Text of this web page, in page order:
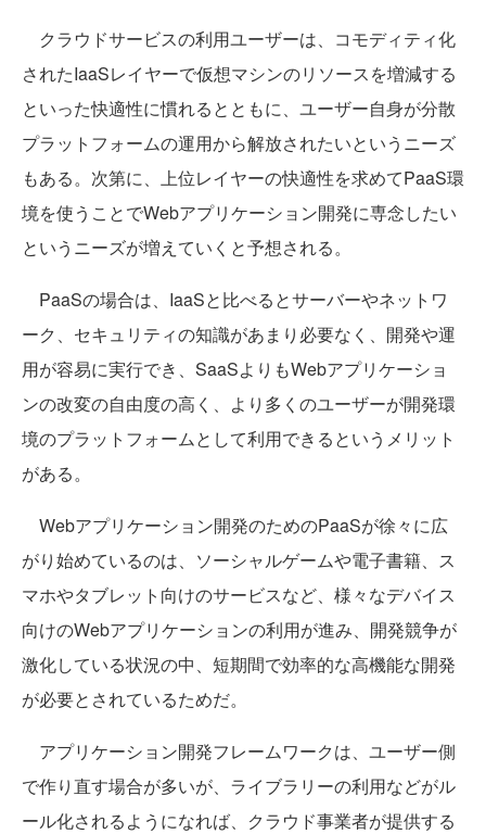
クラウドサービスの利用ユーザーは、コモディティ化
されたIaaSレイヤーで仮想マシンのリソースを増減する
といった快適性に慣れるとともに、ユーザー自身が分散
プラットフォームの運用から解放されたいというニーズ
もある。次第に、上位レイヤーの快適性を求めてPaaS環
境を使うことでWebアプリケーション開発に専念したい
というニーズが増えていくと予想される。
PaaSの場合は、IaaSと比べるとサーバーやネットワ
ーク、セキュリティの知識があまり必要なく、開発や運
用が容易に実行でき、SaaSよりもWebアプリケーショ
ンの改変の自由度の高く、より多くのユーザーが開発環
境のプラットフォームとして利用できるというメリット
がある。
Webアプリケーション開発のためのPaaSが徐々に広
がり始めているのは、ソーシャルゲームや電子書籍、ス
マホやタブレット向けのサービスなど、様々なデバイス
向けのWebアプリケーションの利用が進み、開発競争が
激化している状況の中、短期間で効率的な高機能な開発
が必要とされているためだ。
アプリケーション開発フレームワークは、ユーザー側
で作り直す場合が多いが、ライブラリーの利用などがル
ール化されるようになれば、クラウド事業者が提供する